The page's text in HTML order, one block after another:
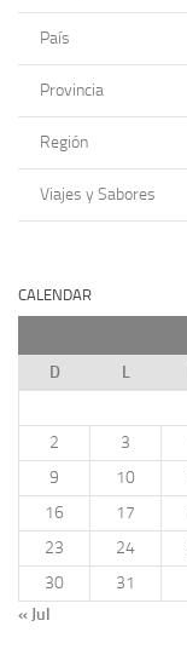
País
Provincia
Región
Viajes y Sabores
CALENDAR
D
L
2
3
9
10
16
17
23
24
30
31
« Jul